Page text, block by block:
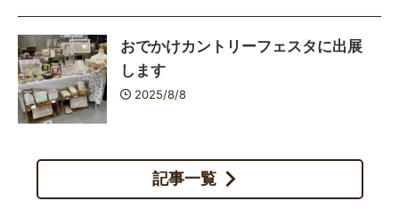
おでかけカントリーフェスタに出展
します
2025/8/8
記事一覧